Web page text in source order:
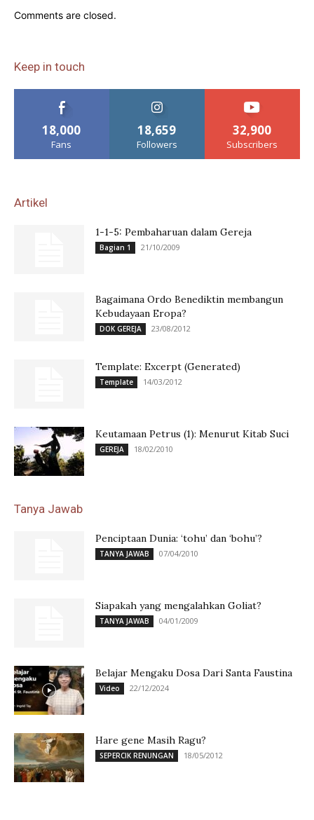
Comments are closed.
Keep in touch
18,000
Fans
18,659
Followers
32,900
Subscribers
Artikel
1-1-5: Pembaharuan dalam Gereja
Bagian 1 21/10/2009
Bagaimana Ordo Benediktin membangun
Kebudayaan Eropa?
DOK GEREJA 23/08/2012
Template: Excerpt (Generated)
Template 14/03/2012
Keutamaan Petrus (1): Menurut Kitab Suci
GEREJA 18/02/2010
Tanya Jawab
Penciptaan Dunia: ‘tohu’ dan ‘bohu’?
TANYA JAWAB 07/04/2010
Siapakah yang mengalahkan Goliat?
TANYA JAWAB 04/01/2009
Belajar Mengaku Dosa Dari Santa Faustina
Video 22/12/2024
Hare gene Masih Ragu?
SEPERCIK RENUNGAN 18/05/2012